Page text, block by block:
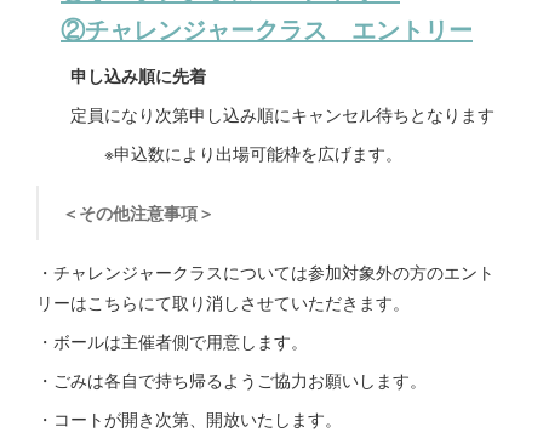
②チャレンジャークラス エントリー
申し込み順に先着
定員になり次第申し込み順にキャンセル待ちとなります
※申込数により出場可能枠を広げます。
＜その他注意事項＞
・チャレンジャークラスについては参加対象外の方のエント
リーはこちらにて取り消しさせていただきます。
・ボールは主催者側で用意します。
・ごみは各自で持ち帰るようご協力お願いします。
・コートが開き次第、開放いたします。